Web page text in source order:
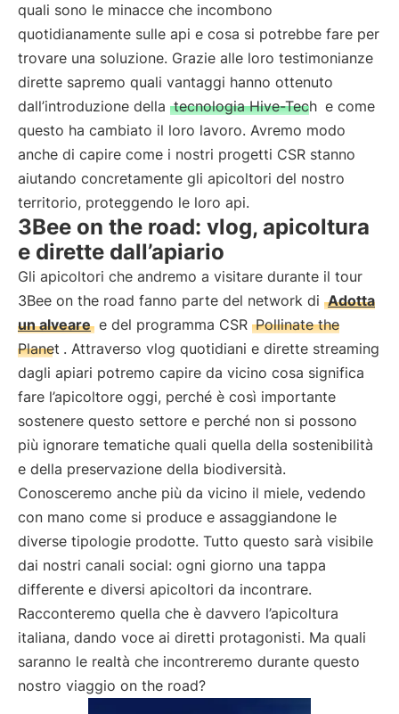
quali sono le minacce che incombono
quotidianamente sulle api e cosa si potrebbe fare per
trovare una soluzione. Grazie alle loro testimonianze
dirette sapremo quali vantaggi hanno ottenuto
dall’introduzione della tecnologia Hive-Tech e come
questo ha cambiato il loro lavoro. Avremo modo
anche di capire come i nostri progetti CSR stanno
aiutando concretamente gli apicoltori del nostro
territorio, proteggendo le loro api.
3Bee on the road: vlog, apicoltura
e dirette dall’apiario
Gli apicoltori che andremo a visitare durante il tour
3Bee on the road fanno parte del network di Adotta
un alveare e del programma CSR Pollinate the
Planet . Attraverso vlog quotidiani e dirette streaming
dagli apiari potremo capire da vicino cosa significa
fare l’apicoltore oggi, perché è così importante
sostenere questo settore e perché non si possono
più ignorare tematiche quali quella della sostenibilità
e della preservazione della biodiversità.
Conosceremo anche più da vicino il miele, vedendo
con mano come si produce e assaggiandone le
diverse tipologie prodotte. Tutto questo sarà visibile
dai nostri canali social: ogni giorno una tappa
differente e diversi apicoltori da incontrare.
Racconteremo quella che è davvero l’apicoltura
italiana, dando voce ai diretti protagonisti. Ma quali
saranno le realtà che incontreremo durante questo
nostro viaggio on the road?